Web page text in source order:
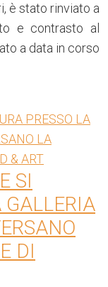
è stato rinviato a
e contrasto al
a data in corso
SI
GALLERIA
DI